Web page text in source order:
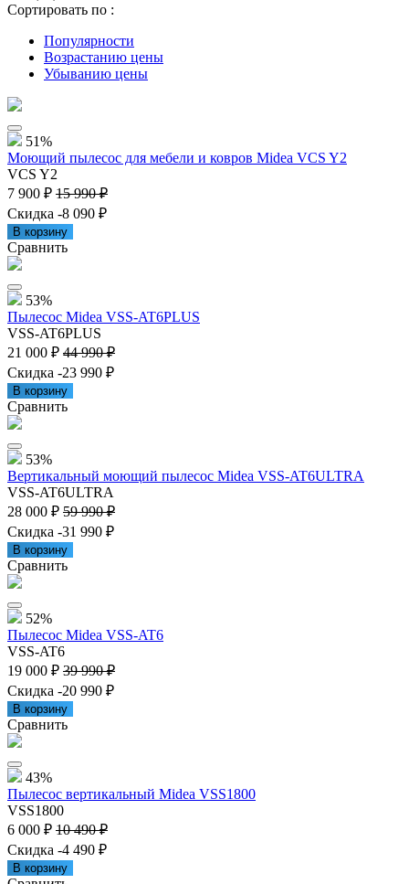
Сортировать по :
Популярности
Возрастанию цены
Убыванию цены
51%
Моющий пылесос для мебели и ковров Midea VCS Y2
VCS Y2
7 900 ₽ 15 990 ₽
Скидка -8 090 ₽
В корзину
Сравнить
53%
Пылесос Midea VSS-AT6PLUS
VSS-AT6PLUS
21 000 ₽ 44 990 ₽
Скидка -23 990 ₽
В корзину
Сравнить
53%
Вертикальный моющий пылесос Midea VSS-AT6ULTRA
VSS-AT6ULTRA
28 000 ₽ 59 990 ₽
Скидка -31 990 ₽
В корзину
Сравнить
52%
Пылесос Midea VSS-AT6
VSS-AT6
19 000 ₽ 39 990 ₽
Скидка -20 990 ₽
В корзину
Сравнить
43%
Пылесос вертикальный Midea VSS1800
VSS1800
6 000 ₽ 10 490 ₽
Скидка -4 490 ₽
В корзину